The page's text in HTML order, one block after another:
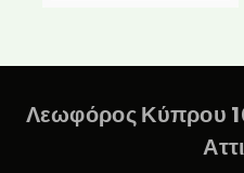
Λεωφόρος Κύπρου